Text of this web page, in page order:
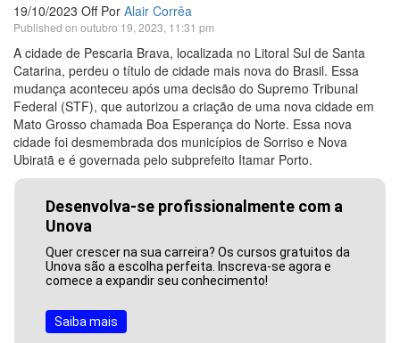
19/10/2023 Off Por Alair Corrêa
Published on outubro 19, 2023, 11:31 pm
A cidade de Pescaria Brava, localizada no Litoral Sul de Santa
Catarina, perdeu o título de cidade mais nova do Brasil. Essa
mudança aconteceu após uma decisão do Supremo Tribunal
Federal (STF), que autorizou a criação de uma nova cidade em
Mato Grosso chamada Boa Esperança do Norte. Essa nova
cidade foi desmembrada dos municípios de Sorriso e Nova
Ubiratã e é governada pelo subprefeito Itamar Porto.
Desenvolva-se profissionalmente com a
Unova
Quer crescer na sua carreira? Os cursos gratuitos da
Unova são a escolha perfeita. Inscreva-se agora e
comece a expandir seu conhecimento!
Saiba mais